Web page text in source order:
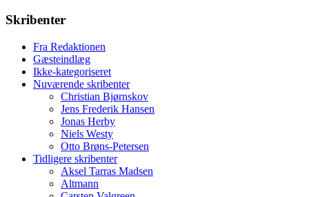
Skribenter
Fra Redaktionen
Gæsteindlæg
Ikke-kategoriseret
Nuværende skribenter
Christian Bjørnskov
Jens Frederik Hansen
Jonas Herby
Niels Westy
Otto Brøns-Petersen
Tidligere skribenter
Aksel Tarras Madsen
Altmann